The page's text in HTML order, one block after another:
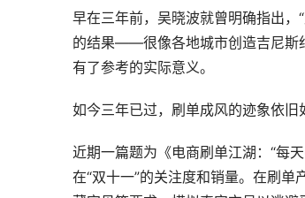
早在三年前，吴晓波就曾明确指出
的结果——很像各地城市创造吉尼斯
有了参考的实际意义。
如今三年已过，刷单成风的迹象依旧
近期一篇题为《电商刷单江湖：“每
在“双十一”的关注度和销量。在刷单